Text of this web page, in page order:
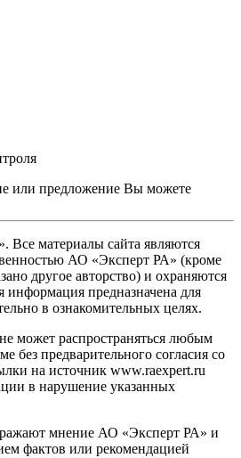
или предложение Вы можете
материалы сайта являются
АО «Эксперт РА» (кроме
другое авторство) и охраняются
информация предназначена для
в ознакомительных целях.
может распространяться любым
без предварительного согласия со
на источник www.raexpert.ru
в нарушение указанных
мнение АО «Эксперт РА» и
фактов или рекомендацией